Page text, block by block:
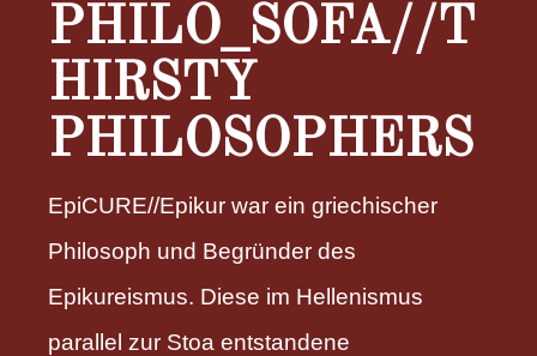
PHILO_SOFA//T
HIRSTY
PHILOSOPHERS
EpiCURE//Epikur war ein griechischer
Philosoph und Begründer des
Epikureismus. Diese im Hellenismus
parallel zur Stoa entstandene